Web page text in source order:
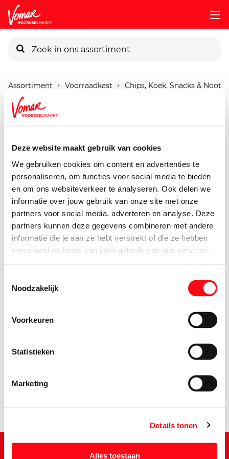
Deze website maakt gebruik van cookies
We gebruiken cookies om content en advertenties te
personaliseren, om functies voor social media te bieden
en om ons websiteverkeer te analyseren. Ook delen we
informatie over jouw gebruik van onze site met onze
partners voor social media, adverteren en analyse. Deze
partners kunnen deze gegevens combineren met andere
informatie die je aan ze hebt verstrekt of die ze hebben
verzameld op basis van jouw gebruik van hun services.
Noodzakelijk
Voorkeuren
Statistieken
Marketing
Details tonen
Alles toestaan
Pincode vergeten
Persoonlijk KIK-account
Assortiment Voorraadkast Chips, Koek, Snacks &
G'woon Rmb
2.25